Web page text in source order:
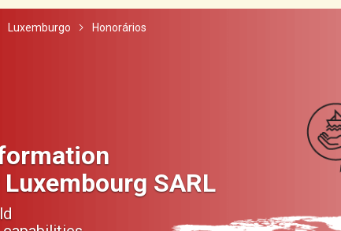
Luxemburgo Honorários
SARL